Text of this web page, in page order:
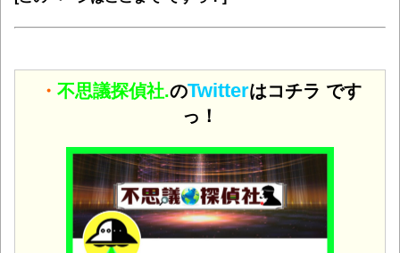
・ 不思議探偵社.のTwitterはコチラ です
っ！